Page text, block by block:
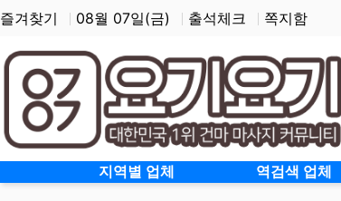
즐겨찾기 08월 07일(금) 출석체크 쪽지함
지역별 업체 역검색 업체